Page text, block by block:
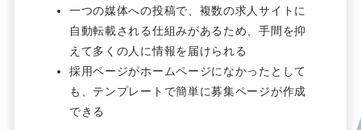
一つの媒体への投稿で、複数の求人サイトに
自動転載される仕組みがあるため、手間を抑
えて多くの人に情報を届けられる
採用ページがホームページになかったとして
も、テンプレートで簡単に募集ページが作成
できる